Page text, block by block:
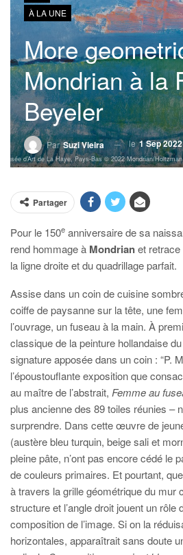
À LA UNE
More
Mondrian à la
Beyeler
ParSuzi Vieira le1 Sep 2022
d’Art de La Haye, Pays-Bas © 2022 Mondrian/
Partager
Pour le 150e anniversaire de sa
rend hommage à Mondrianet retrace
la ligne droite et du quadrillage parfait.
Assise dans un coin de cuisine
coiffe de paysanne sur la tête, une
l’ouvrage, un fuseau à la main. À
classique de la peinture hollandaise
signature apposée dans un coin : “P.
l’époustouflante exposition que
au maître de l’abstrait, Femme au
plus ancienne des 89 toiles réunies –
surprendre. Dans cette œuvre de
(austère bleu turquin, beige sali et
pleine pâte, n’ont pas encore cédé le
de couleurs primaires. Et pourtant,
à travers la grille géométrique du mur
structure et l’angle droit jouent un rôle
composition de l’image. Si on la
horizontales, apparaîtrait sans doute